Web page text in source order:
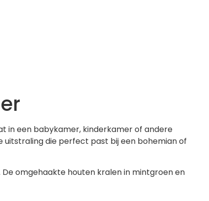
in een babykamer, kinderkamer of andere
uitstraling die perfect past bij een bohemian of
omgehaakte houten kralen in mintgroen en